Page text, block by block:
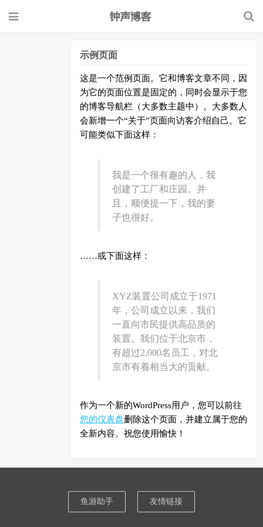
示例页面
这是一个范例页面。它和博客文章不同，因
为它的页面位置是固定的，同时会显示于您
的博客导航栏（大多数主题中）。大多数人
会新增一个“关于”页面向访客介绍自己。它
可能类似下面这样：
我是一个很有趣的人，我
创建了工厂和庄园。并
且，顺便提一下，我的妻
子也很好。
……或下面这样：
XYZ装置公司成立于1971
年，公司成立以来，我们
一直向市民提供高品质的
装置。我们位于北京市，
有超过2,000名员工，对北
京市有着相当大的贡献。
作为一个新的WordPress用户，您可以前往
您的仪表盘删除这个页面，并建立属于您的
全新内容。祝您使用愉快！
鱼游助手 友情链接